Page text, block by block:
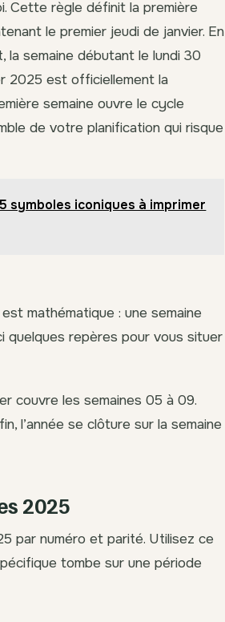
Cette règle définit la première
le premier jeudi de janvier. En
la semaine débutant le lundi 30
2025 est officiellement la
semaine ouvre le cycle
de votre planification qui risque
symboles iconiques à imprimer
mathématique : une semaine
quelques repères pour vous situer
couvre les semaines 05 à 09.
l’année se clôture sur la semaine
2025
par numéro et parité. Utilisez ce
tombe sur une période